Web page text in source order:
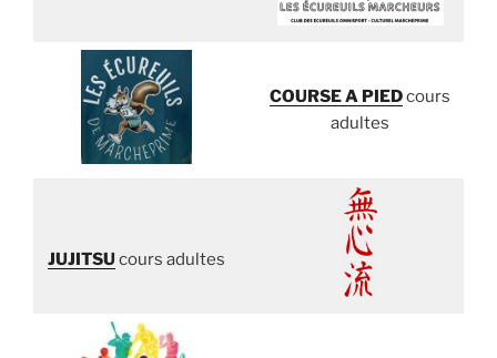
COURSE A PIEDcours
adultes
JUJITSU cours adultes